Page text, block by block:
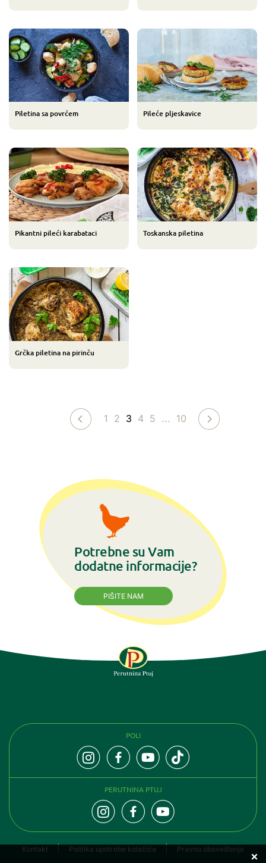
Piletina sa povrćem Pileće pljeskavice
Pikantni pileći karabataci Toskanska piletina
Grčka piletina na pirinču
1 2 3 4 5 ... 10
Potrebne su Vam
dodatne informacije?
PIŠITE NAM
POLI
PERUTNINA PTUJ
Kontakt Politika upotrebe kolačića Pravno obaveštenje